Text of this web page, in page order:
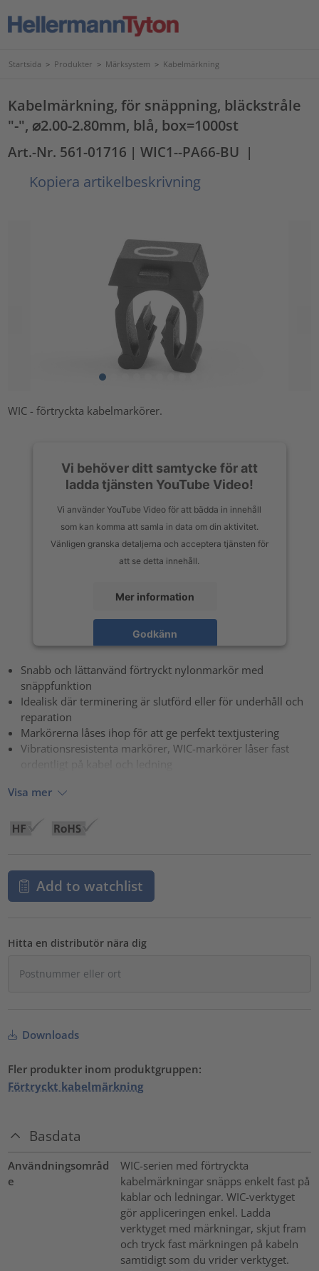
Startsida > Produkter > Märksystem > Kabelmärkning
Kabelmärkning, för snäppning, bläckstråle
"-", ⌀2.00-2.80mm, blå, box=1000st
Art.-Nr. 561-01716 | WIC1--PA66-BU |
Kopiera artikelbeskrivning
WIC - förtryckta kabelmarkörer.
Vi behöver ditt samtycke för att
ladda tjänsten YouTube Video!
Vi använder YouTube Video för att bädda in innehåll
som kan komma att samla in data om din aktivitet.
Vänligen granska detaljerna och acceptera tjänsten för
att se detta innehåll.
Mer information
Godkänn
Snabb och lättanvänd förtryckt nylonmarkör med
snäppfunktion
Idealisk där terminering är slutförd eller för underhåll och
reparation
Markörerna låses ihop för att ge perfekt textjustering
Vibrationsresistenta markörer, WIC-markörer låser fast
Visa mer
Add to watchlist
Hitta en distributör nära dig
Downloads
Fler produkter inom produktgruppen:
Förtryckt kabelmärkning
Basdata
Användningsområd
e
WIC-serien med förtryckta
kabelmärkningar snäpps enkelt fast på
kablar och ledningar. WIC-verktyget
gör appliceringen enkel. Ladda
verktyget med märkningar, skjut fram
och tryck fast märkningen på kabeln
samtidigt som du vrider verktyget.